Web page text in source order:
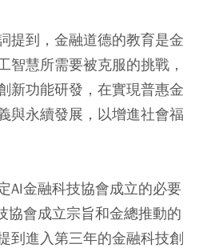
提到，金融道德的教育是金
智慧所需要被克服的挑戰，
新功能研發，在實現普惠金
與永續發展，以增進社會福
AI金融科技協會成立的必要
協會成立宗旨和金總推動的
到進入第三年的金融科技創